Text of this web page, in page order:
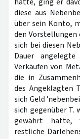
diese aus
über sein Konto,
den Vorstellungen
sich bei diesen
Dauer
Verkäufen von
die in
des Angeklagten
sich Geld
sich gegenüber T.
gewährt hatte,
restliche